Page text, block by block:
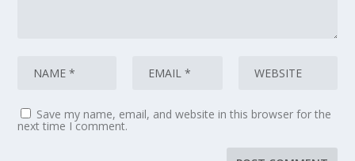
Save my name, email, and website in this browser for the
next time I comment.